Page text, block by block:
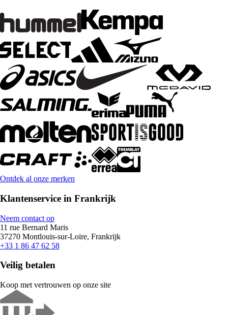
Ontdek al onze merken
Klantenservice in Frankrijk
Neem contact op
11 rue Bernard Maris
37270 Montlouis-sur-Loire, Frankrijk
+33 1 86 47 62 58
Veilig betalen
Koop met vertrouwen op onze site